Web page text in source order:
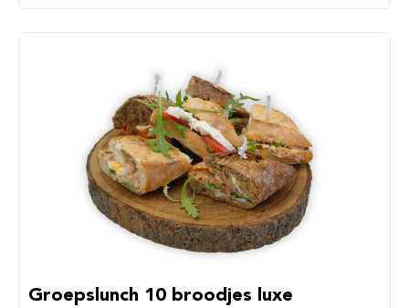
Groepslunch 10 broodjes luxe